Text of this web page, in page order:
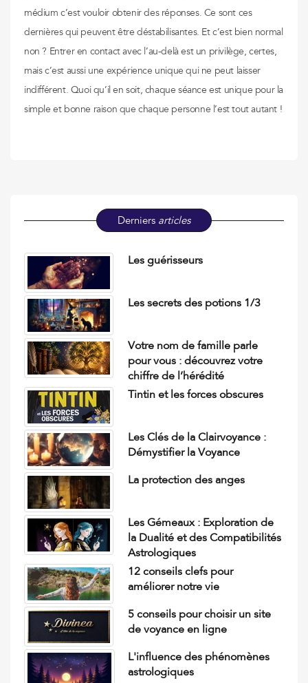
médium c’est vouloir obtenir des réponses. Ce sont ces
dernières qui peuvent être déstabilisantes. Et c’est bien normal
non ? Entrer en contact avec l’au-delà est un privilège, certes,
mais c’est aussi une expérience unique qui ne peut laisser
indifférent. Quoi qu’il en soit, chaque séance est unique pour la
simple et bonne raison que chaque personne l’est tout autant !
Derniers articles
Les guérisseurs
Les secrets des potions 1/3
Votre nom de famille parle
pour vous : découvrez votre
chiffre de l’hérédité
Tintin et les forces obscures
Les Clés de la Clairvoyance :
Démystifier la Voyance
La protection des anges
Les Gémeaux : Exploration de
la Dualité et des Compatibilités
Astrologiques
12 conseils clefs pour
améliorer notre vie
5 conseils pour choisir un site
de voyance en ligne
L'influence des phénomènes
astrologiques